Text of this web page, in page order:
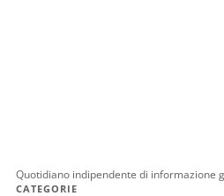
Quotidiano indipendente di informazione
CATEGORIE